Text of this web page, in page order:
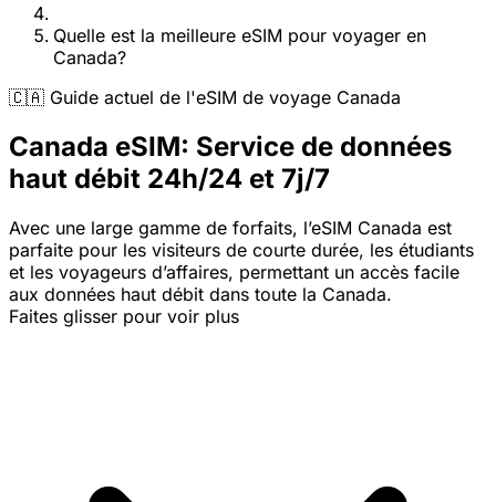
Quelle est la meilleure eSIM pour voyager en
Canada?
🇨🇦 Guide actuel de l'eSIM de voyage Canada
Canada eSIM: Service de données
haut débit 24h/24 et 7j/7
Avec une large gamme de forfaits, l’eSIM Canada est
parfaite pour les visiteurs de courte durée, les étudiants
et les voyageurs d’affaires, permettant un accès facile
aux données haut débit dans toute la Canada.
Faites glisser pour voir plus